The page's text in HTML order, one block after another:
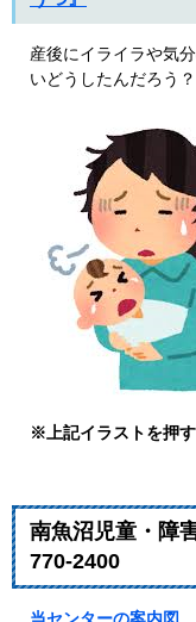
産後にイライラや気
いどうしたんだろう？
※上記イラストを押
南魚沼児童・
770-2400